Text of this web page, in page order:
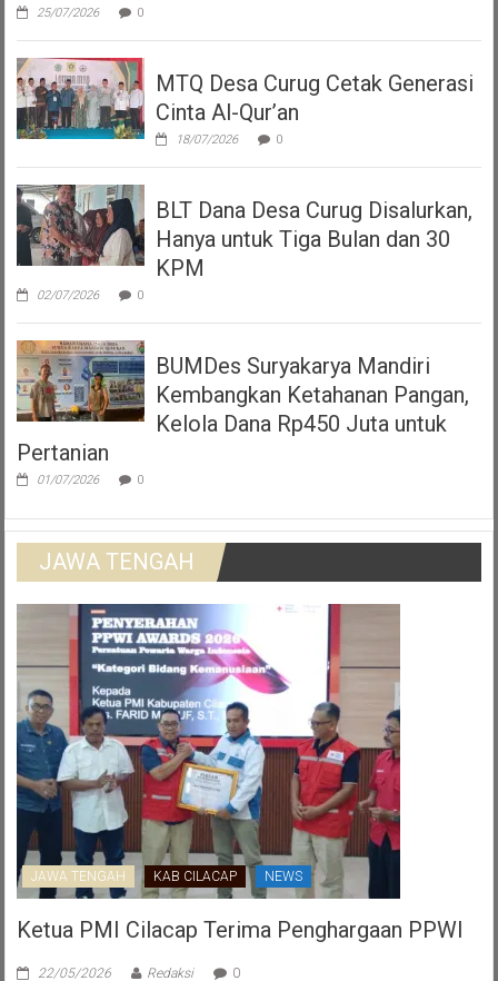
25/07/2026 0
MTQ Desa Curug Cetak Generasi
Cinta Al-Qur’an
18/07/2026 0
BLT Dana Desa Curug Disalurkan,
Hanya untuk Tiga Bulan dan 30
KPM
02/07/2026 0
BUMDes Suryakarya Mandiri
Kembangkan Ketahanan Pangan,
Kelola Dana Rp450 Juta untuk
Pertanian
01/07/2026 0
JAWA TENGAH
JAWA TENGAH KAB CILACAP NEWS
Ketua PMI Cilacap Terima Penghargaan PPWI
22/05/2026 Redaksi 0